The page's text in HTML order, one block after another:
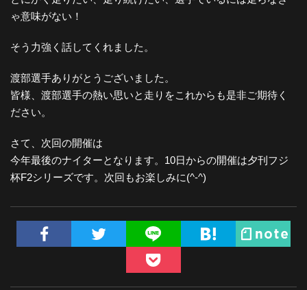
ゃ意味がない！
そう力強く話してくれました。
渡部選手ありがとうございました。
皆様、渡部選手の熱い思いと走りをこれからも是非ご期待く
ださい。
さて、次回の開催は
今年最後のナイターとなります。10日からの開催は夕刊フジ
杯F2シリーズです。次回もお楽しみに(^-^)